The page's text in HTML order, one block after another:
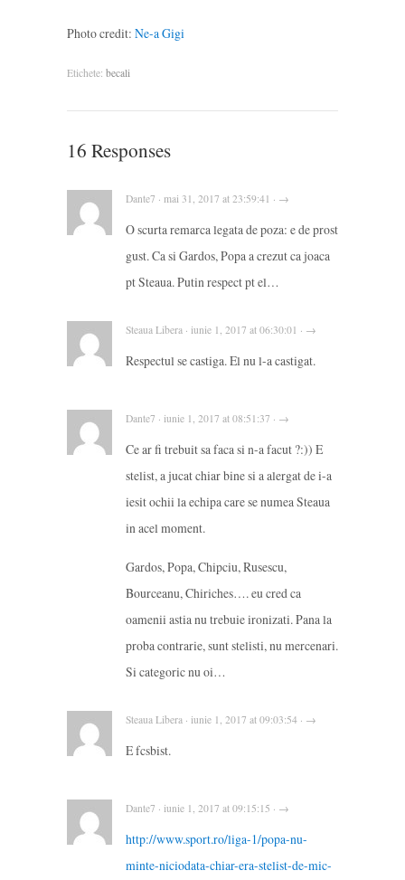
Photo credit: Ne-a Gigi
Etichete: becali
16 Responses
Dante7 · mai 31, 2017 at 23:59:41 · →
O scurta remarca legata de poza: e de prost
gust. Ca si Gardos, Popa a crezut ca joaca
pt Steaua. Putin respect pt el…
Steaua Libera · iunie 1, 2017 at 06:30:01 · →
Respectul se castiga. El nu l-a castigat.
Dante7 · iunie 1, 2017 at 08:51:37 · →
Ce ar fi trebuit sa faca si n-a facut ?:)) E
stelist, a jucat chiar bine si a alergat de i-a
iesit ochii la echipa care se numea Steaua
in acel moment.
Gardos, Popa, Chipciu, Rusescu,
Bourceanu, Chiriches…. eu cred ca
oamenii astia nu trebuie ironizati. Pana la
proba contrarie, sunt stelisti, nu mercenari.
Si categoric nu oi…
Steaua Libera · iunie 1, 2017 at 09:03:54 · →
E fcsbist.
Dante7 · iunie 1, 2017 at 09:15:15 · →
http://www.sport.ro/liga-1/popa-nu-
minte-niciodata-chiar-era-stelist-de-mic-